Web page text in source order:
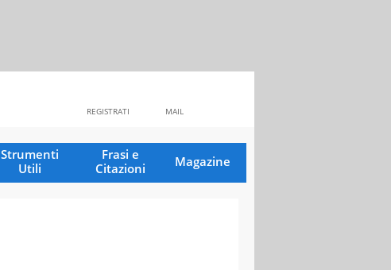
MAIL
REGISTRATI
Strumenti
Utili
Frasi e
Citazioni
Magazine